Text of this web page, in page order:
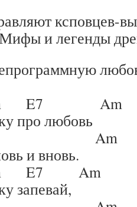
ксповцев-
и легенды
E7 Am
про любовь
Am
и вновь.
E7 Am
запевай,